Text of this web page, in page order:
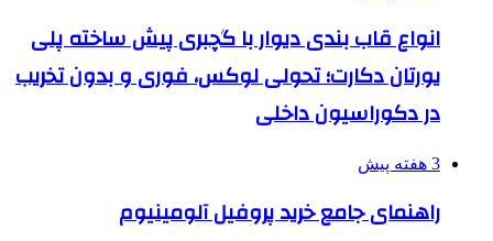
انواع قاب بندی دیوار با گچبری پیش ساخته پلی
یورتان دکارت؛ تحولی لوکس، فوری و بدون تخریب
در دکوراسیون داخلی
3 هفته پیش
راهنمای جامع خرید پروفیل آلومینیوم